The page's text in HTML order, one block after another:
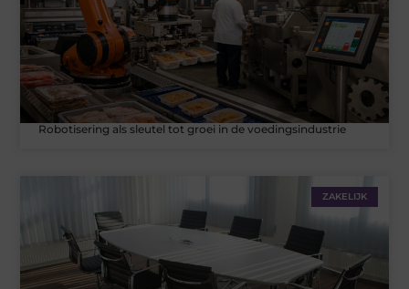
Robotisering als sleutel tot groei in de voedingsindustrie
ZAKELIJK